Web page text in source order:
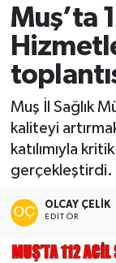
Muş’ta
Muş İl Sağlık
kaliteyi
katılımıyla
gerçekleştirdi.
OLCAY ÇELIK
EDITÖR
Bölge
Eğitim
Ekonomi
Sağlık
Gündem
Spor
Siyaset
Uşak
Uşak Trafik
TFF 2.Lig
Tüm
Son
Haber Arşivi